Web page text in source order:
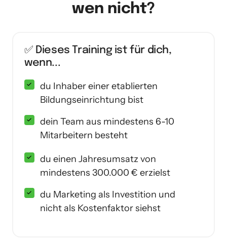
wen nicht?
✅ Dieses Training ist für dich,
du Inhaber einer etablierten
Bildungseinrichtung bist
dein Team aus mindestens 6-10
Mitarbeitern besteht
du einen Jahresumsatz von
mindestens 300.000 € erzielst
du Marketing als Investition und
nicht als Kostenfaktor siehst